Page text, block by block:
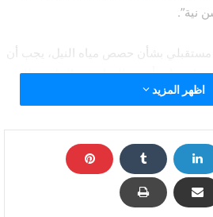
نية”.
بشأن حصص مياه النيل، يجب أن
لديها مصادر أخرى للمياه غير النيل، وذلك
والبحيرات العذبة التي تفتقر إليها مصر.
الأمن الدولي بأن يتحمل مسئوليته
من ملئ سد النهضة قبل الوصول إلى
الأمن هي حل أي تهديد وثيق الصلة
الإجراءات التي أحادية الجانب التي
اظهر المزيد